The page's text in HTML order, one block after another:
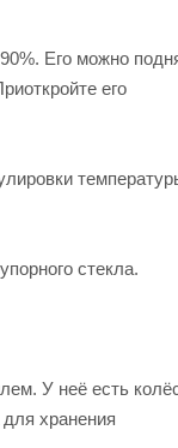
Его можно
его
стекла.
У неё есть
хранения